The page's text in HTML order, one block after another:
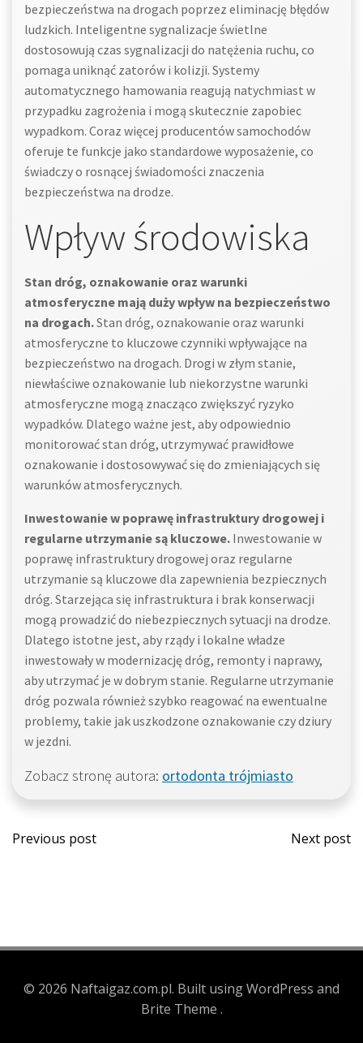
bezpieczeństwa na drogach poprzez eliminację błędów
ludzkich. Inteligentne sygnalizacje świetlne
dostosowują czas sygnalizacji do natężenia ruchu, co
pomaga uniknąć zatorów i kolizji. Systemy
automatycznego hamowania reagują natychmiast w
przypadku zagrożenia i mogą skutecznie zapobiec
wypadkom. Coraz więcej producentów samochodów
oferuje te funkcje jako standardowe wyposażenie, co
świadczy o rosnącej świadomości znaczenia
bezpieczeństwa na drodze.
Wpływ środowiska
Stan dróg, oznakowanie oraz warunki
atmosferyczne mają duży wpływ na bezpieczeństwo
na drogach.Stan dróg, oznakowanie oraz warunki
atmosferyczne to kluczowe czynniki wpływające na
bezpieczeństwo na drogach. Drogi w złym stanie,
niewłaściwe oznakowanie lub niekorzystne warunki
atmosferyczne mogą znacząco zwiększyć ryzyko
wypadków. Dlatego ważne jest, aby odpowiednio
monitorować stan dróg, utrzymywać prawidłowe
oznakowanie i dostosowywać się do zmieniających się
warunków atmosferycznych.
Inwestowanie w poprawę infrastruktury drogowej i
regularne utrzymanie są kluczowe. Inwestowanie w
poprawę infrastruktury drogowej oraz regularne
utrzymanie są kluczowe dla zapewnienia bezpiecznych
dróg. Starzejąca się infrastruktura i brak konserwacji
mogą prowadzić do niebezpiecznych sytuacji na drodze.
Dlatego istotne jest, aby rządy i lokalne władze
inwestowały w modernizację dróg, remonty i naprawy,
aby utrzymać je w dobrym stanie. Regularne utrzymanie
dróg pozwala również szybko reagować na ewentualne
problemy, takie jak uszkodzone oznakowanie czy dziury
w jezdni.
Zobacz stronę autora: ortodonta trójmiasto
Post
Previous post
Post
Next post
© 2026 Naftaigaz.com.pl. Built using WordPress and
Brite Theme .